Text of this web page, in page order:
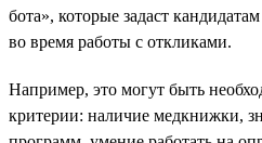
бота», которые задаст
во время работы с откликами.
Например, это могут быть
критерии: наличие медкнижки,